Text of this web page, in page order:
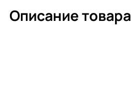
Описание товара